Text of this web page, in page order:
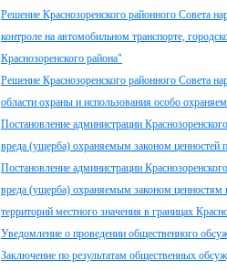
Решение Краснозоренского районного Совета
контроле на автомобильном транспорте,
Краснозоренского района"
Решение Краснозоренского районного Совета
области охраны и использования особо
Постановление администрации
вреда (ущерба) охраняемым законом
Постановление администрации
вреда (ущерба) охраняемым законом ценностям
территорий местного значения в границах
Уведомление о проведении общественного
Заключение по результатам общественных